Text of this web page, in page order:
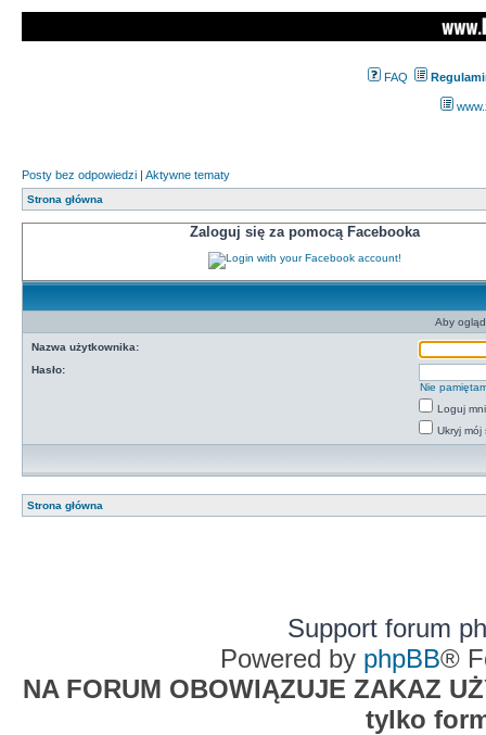
FAQ
Posty bez odpowiedzi | Aktywne tematy
Strona główna
Zaloguj się za pomocą Facebooka
Aby
Nazwa użytkownika:
Hasło:
Nie
Loguj
Ukryj mój
Strona główna
Support forum
Powered by phpBB®
NA FORUM OBOWIĄZUJE ZAKAZ
tylko